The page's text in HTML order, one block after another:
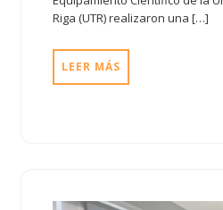
Riga (UTR) realizaron una […]
LEER MÁS